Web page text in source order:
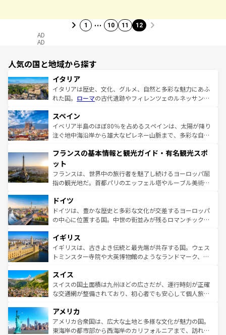
1 … 10 11 12
AD
AD
人気の国と地域から探す
イタリア
イタリアは歴史、文化、グルメ、自然と多彩な魅力にあふ
れた国。 ローマの古代遺跡やフィレンツェのルネッサンス
ろん、トスカーナの美しい田園風景やアマルフィ海岸の絶
景など、自然景観も見逃せない。観光の合間には、本場の
ピザやパスタなど、絶品のイタリア料理を堪能することも
ませてくれるイタリアで、忘れられない旅をしてみよう！
なお、新着のイタリア情報は
しい。
スペイン
イベリア半島のほぼ80％を占めるスペインは、太陽が降り
注ぐ地中海沿岸から雄大なピレネー山脈まで、多彩な自然
文化が根付くこの国では、情熱的なフラメンコ、熱気あふ
れる闘牛、そして美味しいタパスが生活の一部となってい
る。首都マドリードの洗練された雰囲気や、バルセロナの
アートに溢れた街角から、地方では古代ローマ遺跡や中世
せる。地方によって風土や気候が異なるスペインはその個
性で訪れる人を魅了する。 なお、新着のスペイン情報は コ
ンテンツ一覧を参照してほしい。
フランスの基本情報と観光ガイド・有名観光スポ
ット
フランスは、世界中の旅行者を魅了し続けるヨーロッパ屈
指の観光地だ。首都パリのエッフェル塔やルーブル美術館
で、幅広い魅力が詰まっている。華麗な宮殿、歴史的な大
聖堂、美しいビーチ、そして豊かな自然が、訪れる者を心
から魅了する。また、フランスは美食の国としても知ら
いる。シャンパンの発祥地であるランス、プロヴァンスの
香り高いラベンダー畑など、多彩な楽しみ方が可能だ。さ
らに、パリ以外の地域にも魅力が溢れており、どの街角に
れる地方に足を運ぶとそれぞれで全く異なる文化を体験で
きるだろう。 なお、新着のフランス情報はコンテンツ一覧
を参照してほしい。
ドイツ
ドイツは、豊かな歴史と多彩な文化が交差するヨーロッパ
の中心に位置する国。中世の街並みが残るロマンチック街
顔を持つこの国は、どこを歩いても飽きることがない。ベ
ルリンの文化的活気、バイエルン州のアルプスの絶景、そ
してライン川沿いのワイン畑といった風景は必見。ビール
は、お酒好きな人にはぜひ体験してほしい。 なお、新着の
ドイツ情報はコンテンツ一覧を参照してほしい。
イギリス
イギリスは、古きよき伝統と最先端が共存する国。ウェス
トミンスター寺院や大英博物館のようなランドマーク、歴
リアごとに異なる魅力がある。また、優雅なアフタヌーン
ティー、ビール好きにはたまらない英国パブ、サッカー観
戦など、本場だからこそできる体験も豊富。イギリスを旅
ンツ一覧を参照してほしい。
スイス
スイスの国土面積は九州ほどの広さだが、運行時刻が正確
な交通網が整備されており、初心者でも安心して個人旅行
の建物がそのまま残る町や、スイスならではのユニークな
博物館もあり、アルプス観光だけでなく町歩きも満喫する
ことができる。国民の所得が高いため物価も高いが、旅行
アメリカ
アメリカ合衆国は、広大な土地と多様な文化が魅力の国。
東海岸の都市部から西海岸のカリフォルニアまで、訪れる